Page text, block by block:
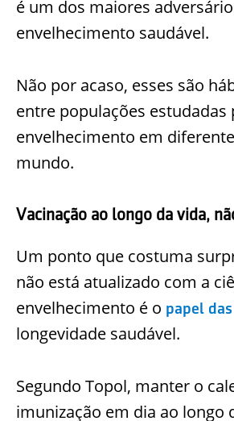
é um dos maiores
envelhecimento saudável.
Não por acaso, esses são
entre populações estudadas
envelhecimento em
mundo.
Vacinação ao longo da vida,
Um ponto que costuma
não está atualizado com a
envelhecimento é o papel
longevidade saudável.
Segundo Topol, manter o
imunização em dia ao longo